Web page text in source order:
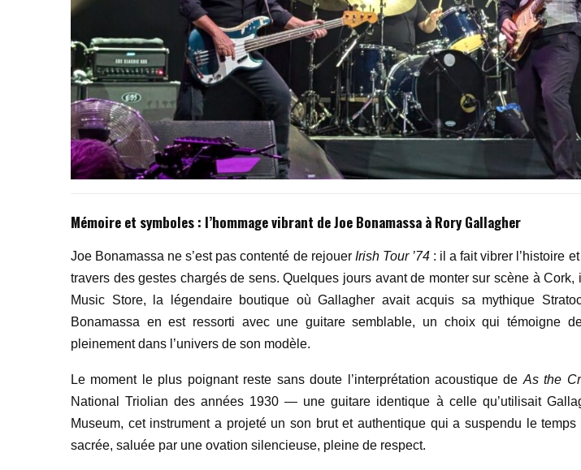
Mémoire et symboles : l’hommage vibrant de Joe Bonamassa à Rory Gallagher
Joe Bonamassa ne s’est pas contenté de rejouer Irish Tour ’74: il a fait vibrer l’histoire et
travers des gestes chargés de sens. Quelques jours avant de monter sur scène à Cork,
Music Store, la légendaire boutique où Gallagher avait acquis sa mythique
Bonamassa en est ressorti avec une guitare semblable, un choix qui témoigne
pleinement dans l’univers de son modèle.
Le moment le plus poignant reste sans doute l’interprétation acoustique de As the
National Triolian des années 1930 — une guitare identique à celle qu’utilisait
Museum, cet instrument a projeté un son brut et authentique qui a suspendu le
sacrée, saluée par une ovation silencieuse, pleine de respect.